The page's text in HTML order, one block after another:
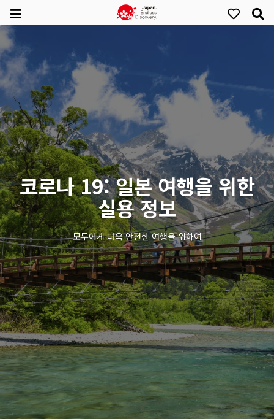
코로나 19: 일본 여행을 위한
실용 정보
모두에게 더욱 안전한 여행을 위하여